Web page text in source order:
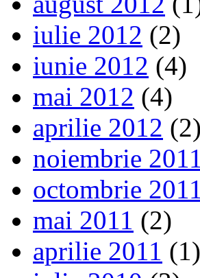
iulie 2012 (2)
iunie 2012 (4)
mai 2012 (4)
aprilie 2012 (2)
noiembrie 2011
octombrie 2011
mai 2011 (2)
aprilie 2011 (1)